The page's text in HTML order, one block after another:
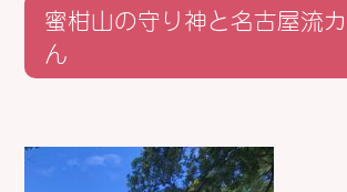
蜜柑山の守り神と名古屋流
ん